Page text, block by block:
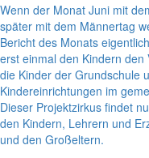
Wenn der Monat Juni mit
später mit dem Männertag
Bericht des Monats
erst einmal den Kindern
die Kinder der Grundschule
Kindereinrichtungen im
Dieser Projektzirkus findet
den Kindern, Lehrern und
und den Großeltern.